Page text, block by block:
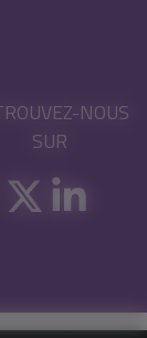
NOUS
SUR